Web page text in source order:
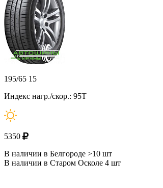
195/65 15
Индекс нагр./скор.: 95T
5350
В наличии в Белгороде >10 шт
В наличии в Старом Осколе 4 шт